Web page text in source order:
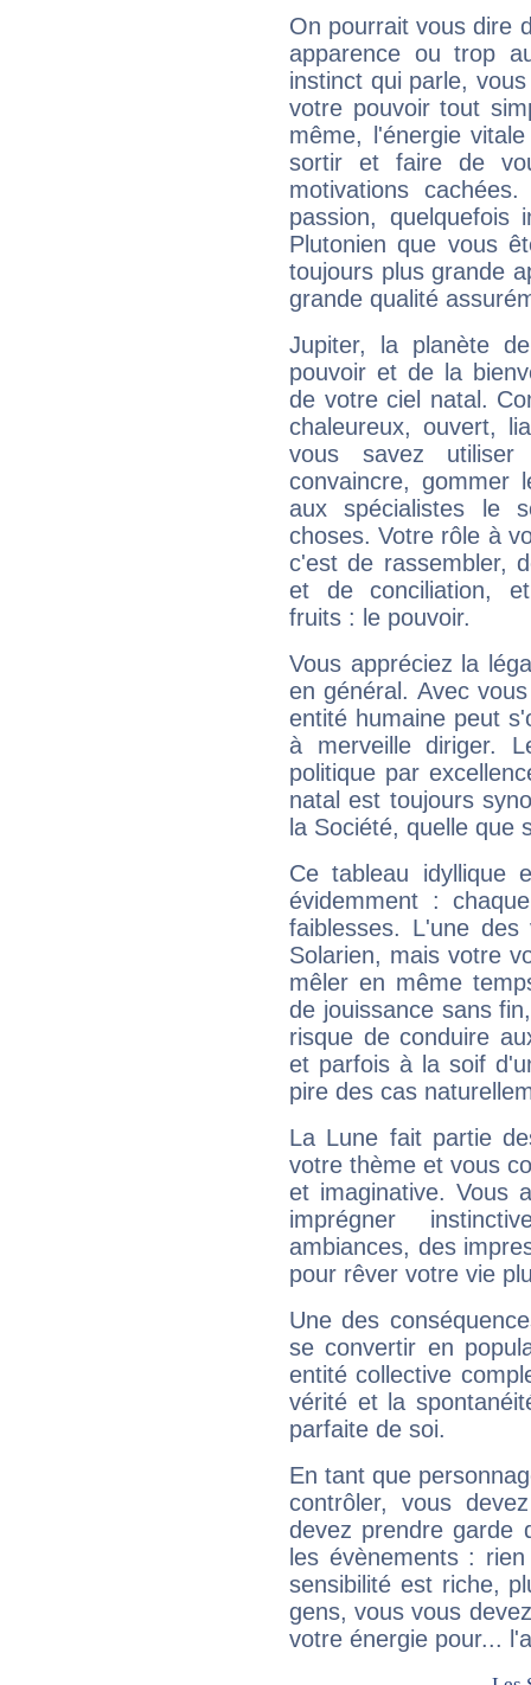
On pourrait vous dire
apparence ou trop
instinct qui parle,
votre pouvoir tout
même, l'énergie
sortir et faire de
motivations
passion, quelquefois
Plutonien que vous
toujours plus grande
grande qualité
Jupiter, la planète
pouvoir et de la
de votre ciel natal.
chaleureux, ouvert,
vous savez
convaincre, gommer
aux spécialistes le
choses. Votre rôle à
c'est de rassembler,
et de conciliation,
fruits : le pouvoir.
Vous appréciez la
en général. Avec
entité humaine peut
à merveille diriger.
politique par
natal est toujours
la Société, quelle que
Ce tableau idyllique
évidemment :
faiblesses. L'une
Solarien, mais votre
mêler en même
de jouissance sans
risque de conduire
et parfois à la soif
pire des cas
La Lune fait partie
votre thème et vous
et imaginative. Vous
imprégner
ambiances, des
pour rêver votre vie
Une des
se convertir en
entité collective
vérité et la
parfaite de soi.
En tant que
contrôler, vous
devez prendre garde
les évènements :
sensibilité est riche,
gens, vous vous
votre énergie pour...